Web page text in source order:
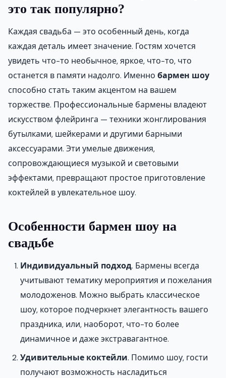
это так популярно?
Каждая свадьба — это особенный день, когда
каждая деталь имеет значение. Гостям хочется
увидеть что-то необычное, яркое, что-то, что
останется в памяти надолго. Именно бармен шоу
способно стать таким акцентом на вашем
торжестве. Профессиональные бармены владеют
искусством флейринга — техники жонглирования
бутылками, шейкерами и другими барными
аксессуарами. Эти умелые движения,
сопровождающиеся музыкой и световыми
эффектами, превращают простое приготовление
коктейлей в увлекательное шоу.
Особенности бармен шоу на
свадьбе
Индивидуальный подход. Бармены всегда
учитывают тематику мероприятия и пожелания
молодоженов. Можно выбрать классическое
шоу, которое подчеркнет элегантность вашего
праздника, или, наоборот, что-то более
динамичное и даже экстравагантное.
Удивительные коктейли. Помимо шоу, гости
получают возможность насладиться